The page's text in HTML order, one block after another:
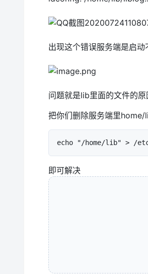
出现这个错误服务端是启动
问题就是lib里面的文件的原
把你们删除服务端里home/
echo "/home/lib" > /
即可解决